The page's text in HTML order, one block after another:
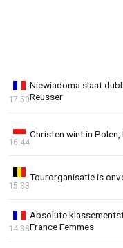
Niewiadoma slaat
Reusser
17:50
Christen wint in
16:44
Tourorganisatie is
15:33
Absolute
France Femmes
14:38